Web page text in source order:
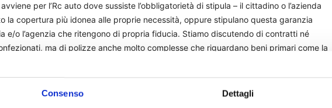
Consenso Dettagli
per l’Rc auto dove sussiste l’obbligatorietà di stipula – il cittadino o l’azienda
la copertura più idonea alle proprie necessità, oppure stipulano questa garanzia
e/o l’agenzia che ritengono di propria fiducia. Stiamo discutendo di contratti né
ma di polizze anche molto complesse che riguardano beni primari come la
i propri fabbricati e l’attività imprenditoriale, dunque è chiaro che il contratto riveste
consta di clausole e descrizioni, nasce da valutazioni e richieste del cliente
e dalla compagnia, talvolta anche speciali”.